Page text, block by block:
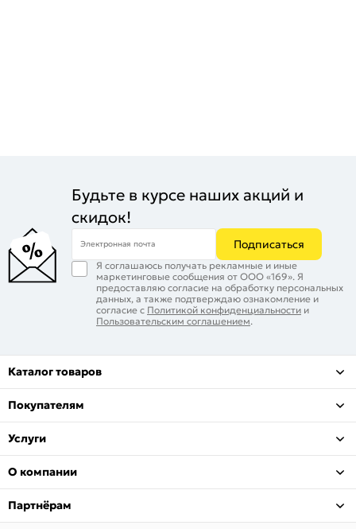
Будьте в курсе наших акций и
скидок!
Электронная почта Подписаться
Я соглашаюсь получать рекламные и иные
маркетинговые сообщения от ООО «169». Я
предоставляю согласие на обработку персональных
данных, а также подтверждаю ознакомление и
согласие с Политикой конфиденциальности и
Пользовательским соглашением.
Каталог товаров
Покупателям
Услуги
О компании
Партнёрам